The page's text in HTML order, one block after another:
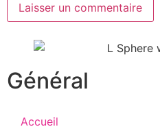
Général
Accueil